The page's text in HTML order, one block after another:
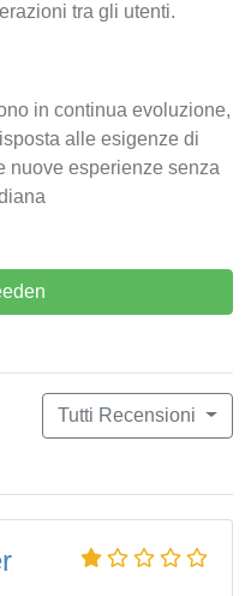
tra gli utenti.
in continua evoluzione,
alle esigenze di
nuove esperienze senza
Tutti Recensioni